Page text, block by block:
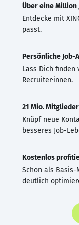
Über eine Million
Entdecke mit
passt.
Persönliche Job-
Lass Dich finden
Recruiter·innen.
21 Mio. Mitglieder
Knüpf neue
besseres Job-
Kostenlos
Schon als Basis-
deutlich